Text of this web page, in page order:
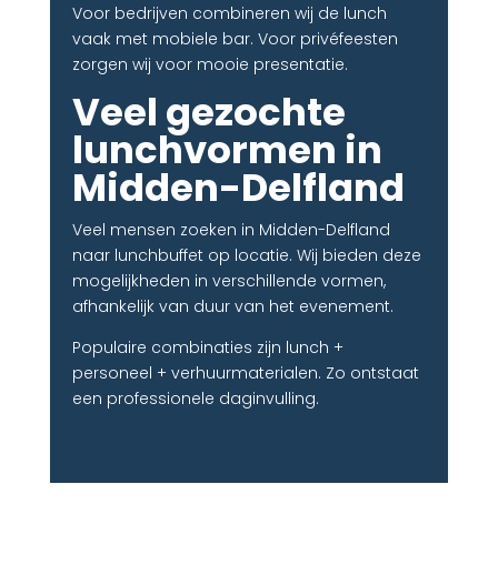
Voor bedrijven combineren wij de lunch
vaak met mobiele bar. Voor privéfeesten
zorgen wij voor mooie presentatie.
Veel gezochte
lunchvormen in
Midden-Delfland
Veel mensen zoeken in Midden-Delfland
naar lunchbuffet op locatie. Wij bieden deze
mogelijkheden in verschillende vormen,
afhankelijk van duur van het evenement.
Populaire combinaties zijn lunch +
personeel + verhuurmaterialen. Zo ontstaat
een professionele daginvulling.